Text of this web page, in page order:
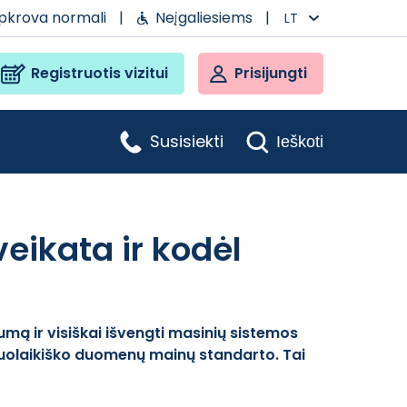
normali | Neįgaliesiems | LT
Registruotis vizitui Prisijungti
Susisiekti Ieškoti
ir kodėl
ir visiškai išvengti masinių sistemos
duomenų mainų standarto. Tai